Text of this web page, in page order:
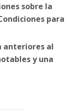
sobre la
para
anteriores al
y una